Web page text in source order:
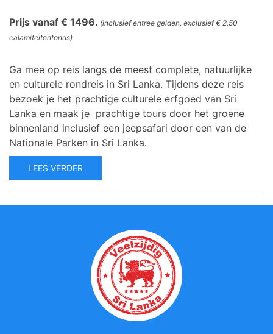
Prijs vanaf € 1496. (inclusief entree gelden, exclusief € 2,50
calamiteitenfonds)
Ga mee op reis langs de meest complete, natuurlijke
en culturele rondreis in Sri Lanka. Tijdens deze reis
bezoek je het prachtige culturele erfgoed van Sri
Lanka en maak je prachtige tours door het groene
binnenland inclusief een jeepsafari door een van de
Nationale Parken in Sri Lanka.
LEES VERDER